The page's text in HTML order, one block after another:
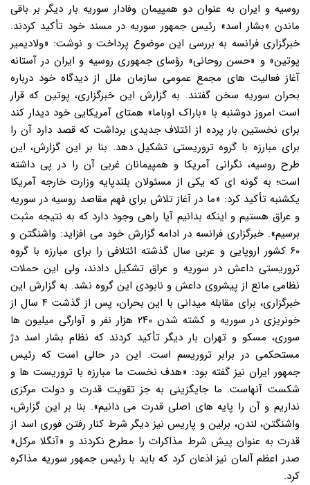
روسیه و ایران به عنوان دو همپیمان وفادار سوریه بار دیگر بر باقی
ماندن «بشار اسد» رئیس جمهور سوریه در مسند خود تأکید کردند.
خبرگزاری فرانسه به بررسی این موضوع پرداخت و نوشت: «ولادیمیر
پوتین» و «حسن روحانی» رؤسای جمهوری روسیه و ایران در آستانه
آغاز فعالیت های مجمع عمومی سازمان ملل از دیدگاه خود درباره
بحران سوریه سخن گفتند. به گزارش این خبرگزاری، پوتین که قرار
است امروز دوشنبه با «باراک اوباما» همتای آمریکایی خود دیدار کند
برای نخستین بار پرده از ائتلاف جدیدی برداشت که قصد دارد آن را
برای مبارزه با گروه تروریستی تشکیل دهد. بنا بر این گزارش، این
طرح روسیه، نگرانی آمریکا و همپیمانان غربی آن را در پی داشته
است؛ به گونه ای که یکی از مسئولان بلندپایه وزارت خارجه آمریکا
یکشنبه تأکید کرد: «ما در آغاز تلاش برای فهم مقاصد روسیه در سوریه
و عراق هستیم و اینکه بدانیم آیا راهی وجود دارد که به نتیجه مثبت
برسیم». خبرگزاری فرانسه در ادامه گزارش خود می افزاید: واشنگتن و
۶۰ کشور اروپایی و عربی سال گذشته ائتلافی را برای مبارزه با گروه
تروریستی داعش در سوریه و عراق تشکیل دادند، ولی این حملات
نظامی مانع از پیشروی داعش و نابودی این گروه نشد. به گزارش این
خبرگزاری، برای مقابله میدانی با این بحران، پس از گذشت ۴ سال از
خونریزی در سوریه و کشته شدن ۲۴۰ هزار نفر و آوارگی میلیون ها
سوری، مسکو و تهران بار دیگر تأکید کردند که نظام بشار اسد دژ
مستحکمی در برابر تروریسم است. این در حالی است که رئیس
جمهور ایران نیز گفته بود: «هدف نخست ما مبارزه با تروریست ها و
شکست آنهاست. ما جایگزینی به جز تقویت قدرت و دولت مرکزی
نداریم و آن را پایه های اصلی قدرت می دانیم». بنا بر این گزارش،
واشنگتن، لندن، برلین و پاریس نیز دیگر شرط کنار رفتن فوری اسد از
قدرت به عنوان پیش شرط مذاکرات را مطرح نکردند و «آنگلا مرکل»
صدر اعظم آلمان نیز اذعان کرد که باید با رئیس جمهور سوریه مذاکره
کرد.